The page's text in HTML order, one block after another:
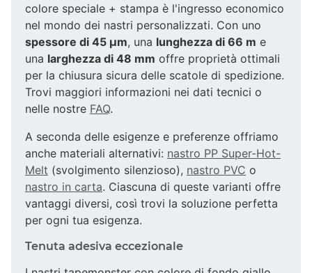
colore speciale + stampa è l'ingresso economico
nel mondo dei nastri personalizzati. Con uno
spessore di 45 µm, una lunghezza di 66 m e
una larghezza di 48 mm offre proprietà ottimali
per la chiusura sicura delle scatole di spedizione.
Trovi maggiori informazioni nei dati tecnici o
nelle nostre FAQ.
A seconda delle esigenze e preferenze offriamo
anche materiali alternativi: nastro PP Super-Hot-
Melt (svolgimento silenzioso), nastro PVC o
nastro in carta. Ciascuna di queste varianti offre
vantaggi diversi, così trovi la soluzione perfetta
per ogni tua esigenza.
Tenuta adesiva eccezionale